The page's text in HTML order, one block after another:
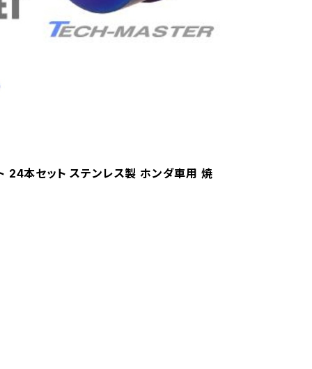
24本セット ステンレス製 ホンダ車用 焼